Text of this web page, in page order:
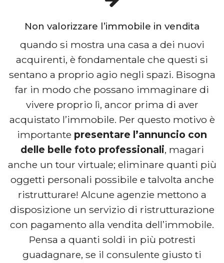
Non valorizzare l’immobile in vendita
quando si mostra una casa a dei nuovi
acquirenti, è fondamentale che questi si
sentano a proprio agio negli spazi. Bisogna
far in modo che possano immaginare di
vivere proprio lì, ancor prima di aver
acquistato l’immobile. Per questo motivo è
importante presentare l’annuncio con
delle belle foto professionali, magari
anche un tour virtuale; eliminare quanti più
oggetti personali possibile e talvolta anche
ristrutturare! Alcune agenzie mettono a
disposizione un servizio di ristrutturazione
con pagamento alla vendita dell’immobile.
Pensa a quanti soldi in più potresti
guadagnare, se il consulente giusto ti